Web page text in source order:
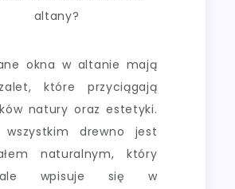
altany?
okna w altanie mają
które przyciągają
natury oraz estetyki.
wszystkim drewno jest
naturalnym, który
wpisuje się w